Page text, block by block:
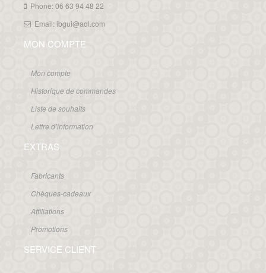
Phone: 06 63 94 48 22
Email: ibgui@aol.com
MON COMPTE
Mon compte
Historique de commandes
Liste de souhaits
Lettre d’information
EXTRAS
Fabricants
Chèques-cadeaux
Affiliations
Promotions
SERVICE CLIENT